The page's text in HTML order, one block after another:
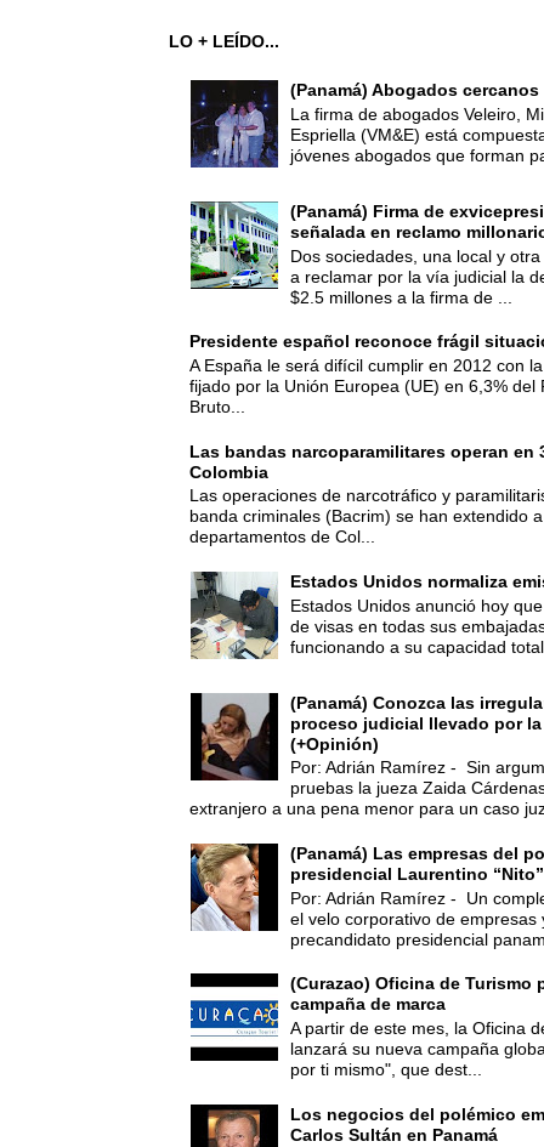
LO + LEÍDO...
(Panamá) Abogados
La firma de abogados Veleiro,
Espriella (VM&E) está
jóvenes abogados que forman
(Panamá) Firma de
señalada en reclamo
Dos sociedades, una local y
a reclamar por la vía judicial la
$2.5 millones a la firma de ...
Presidente español reconoce frágil
A España le será difícil cumplir en 2012 con
fijado por la Unión Europea (UE) en 6,3% del
Bruto...
Las bandas narcoparamilitares operan en
Colombia
Las operaciones de narcotráfico y
banda criminales (Bacrim) se han extendido
departamentos de Col...
Estados Unidos normaliza
Estados Unidos anunció hoy
de visas en todas sus
funcionando a su capacidad
(Panamá) Conozca las
proceso judicial llevado por
(+Opinión)
Por: Adrián Ramírez - Sin
pruebas la jueza Zaida
extranjero a una pena menor para un caso
(Panamá) Las empresas del
presidencial Laurentino
Por: Adrián Ramírez - Un
el velo corporativo de empresas
precandidato presidencial
(Curazao) Oficina de Turismo
campaña de marca
A partir de este mes, la Oficina
lanzará su nueva campaña
por ti mismo", que dest...
Los negocios del polémico
Carlos Sultán en Panamá